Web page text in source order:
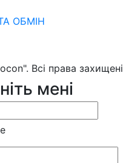
ОБМІН
Всі права захищені
мені